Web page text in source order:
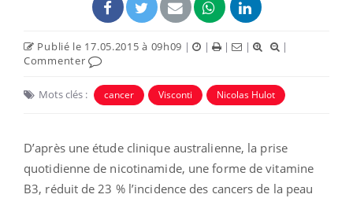
Publié le 17.05.2015 à 09h09 | | | |
|
Commenter
Mots clés : cancer Visconti Nicolas Hulot
D’après une étude clinique australienne, la prise
quotidienne de nicotinamide, une forme de vitamine
B3, réduit de 23 % l’incidence des cancers de la peau